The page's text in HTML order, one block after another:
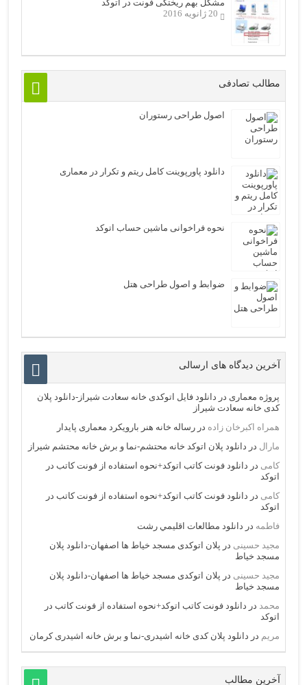
مشکل بهم ریختگی فونت در اتوکد
20 ژانویه 2016
مطالب تصادفی
اصول طراحی رستوران
دانلود پاورپوینت کامل ریتم و تکرار در معماری
نحوه فراخوانی ماشین حساب اتوکد
ضوابط و اصول طراحی هتل
آخرین دیدگاه های ارسالی
پروژه معماری در دانلود فایل اتوکدی خانه سعادت شیراز-دانلود پلان
کدی خانه سعادت شیراز
همراه اکبرخان زاده دررساله خانه هنر بارویکرد معماری پایدار
مارال در دانلود پلان اتوکد خانه محتشم-نما و برش خانه محتشم شیراز
کامی در دانلود فونت کاتب اتوکد+نحوه استفاده از فونت کاتب در
اتوکد
کامی در دانلود فونت کاتب اتوکد+نحوه استفاده از فونت کاتب در
اتوکد
فاطمه در دانلود مطالعات اقليمي رشت
مجید حسینی در پلان اتوکدی مسجد خیاط ها اصفهان-دانلود پلان
مسجد خیاط
مجید حسینی در پلان اتوکدی مسجد خیاط ها اصفهان-دانلود پلان
مسجد خیاط
محمد در دانلود فونت کاتب اتوکد+نحوه استفاده از فونت کاتب در
اتوکد
مریم در دانلود پلان کدی خانه اشیدری-نما و برش خانه اشیدری کرمان
آخرین مطالب